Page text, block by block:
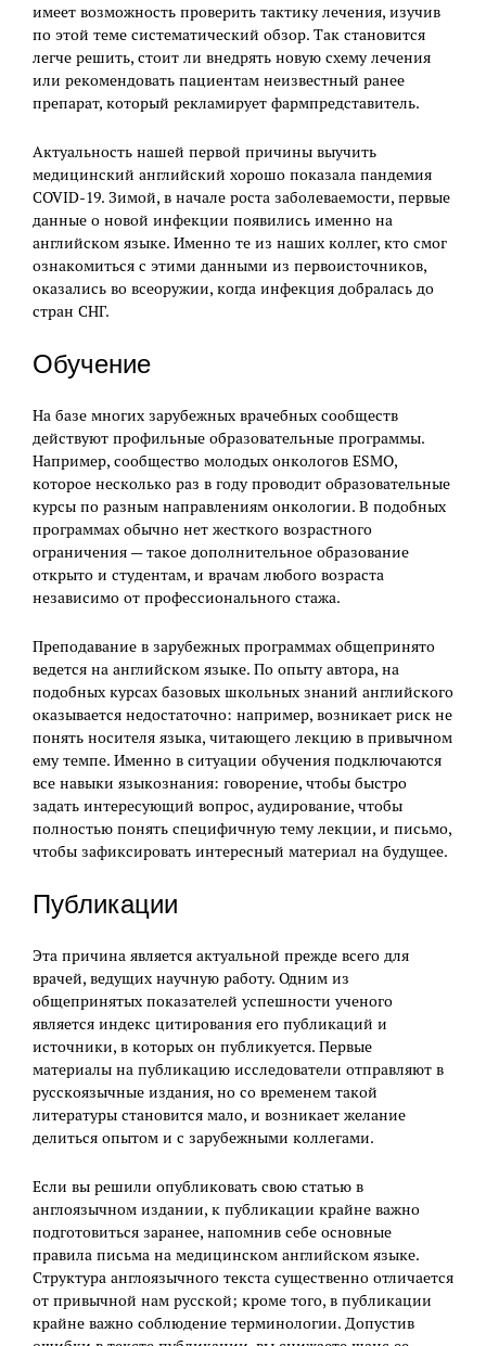
имеет возможность проверить тактику лечения, изучив
по этой теме систематический обзор. Так становится
легче решить, стоит ли внедрять новую схему лечения
или рекомендовать пациентам неизвестный ранее
препарат, который рекламирует фармпредставитель.
Актуальность нашей первой причины выучить
медицинский английский хорошо показала пандемия
COVID-19. Зимой, в начале роста заболеваемости, первые
данные о новой инфекции появились именно на
английском языке. Именно те из наших коллег, кто смог
ознакомиться с этими данными из первоисточников,
оказались во всеоружии, когда инфекция добралась до
стран СНГ.
Обучение
На базе многих зарубежных врачебных сообществ
действуют профильные образовательные программы.
Например, сообщество молодых онкологов ESMO,
которое несколько раз в году проводит образовательные
курсы по разным направлениям онкологии. В подобных
программах обычно нет жесткого возрастного
ограничения — такое дополнительное образование
открыто и студентам, и врачам любого возраста
независимо от профессионального стажа.
Преподавание в зарубежных программах общепринято
ведется на английском языке. По опыту автора, на
подобных курсах базовых школьных знаний английского
оказывается недостаточно: например, возникает риск не
понять носителя языка, читающего лекцию в привычном
ему темпе. Именно в ситуации обучения подключаются
все навыки языкознания: говорение, чтобы быстро
задать интересующий вопрос, аудирование, чтобы
полностью понять специфичную тему лекции, и письмо,
чтобы зафиксировать интересный материал на будущее.
Публикации
Эта причина является актуальной прежде всего для
врачей, ведущих научную работу. Одним из
общепринятых показателей успешности ученого
является индекс цитирования его публикаций и
источники, в которых он публикуется. Первые
материалы на публикацию исследователи отправляют в
русскоязычные издания, но со временем такой
литературы становится мало, и возникает желание
делиться опытом и с зарубежными коллегами.
Если вы решили опубликовать свою статью в
англоязычном издании, к публикации крайне важно
подготовиться заранее, напомнив себе основные
правила письма на медицинском английском языке.
Структура англоязычного текста существенно отличается
от привычной нам русской; кроме того, в публикации
крайне важно соблюдение терминологии. Допустив